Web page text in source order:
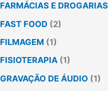
FARMÁCIAS E DROGARIAS
FAST FOOD (2)
FILMAGEM (1)
FISIOTERAPIA (1)
GRAVAÇÃO DE ÁUDIO (1)